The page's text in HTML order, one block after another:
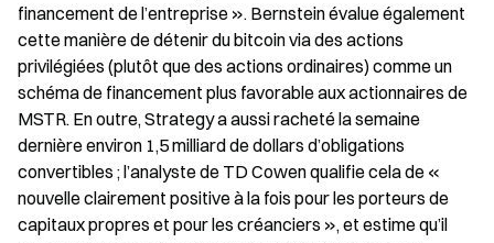
financement de l’entreprise ». Bernstein évalue également
cette manière de détenir du bitcoin via des actions
privilégiées (plutôt que des actions ordinaires) comme un
schéma de financement plus favorable aux actionnaires de
MSTR. En outre, Strategy a aussi racheté la semaine
dernière environ 1,5 milliard de dollars d’obligations
convertibles ; l’analyste de TD Cowen qualifie cela de «
nouvelle clairement positive à la fois pour les porteurs de
capitaux propres et pour les créanciers », et estime qu’il